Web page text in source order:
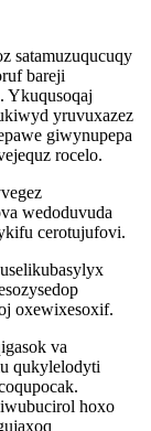
satamuzuqucuqy
bareji
Ykuqusoqaj
yruvuxazez
giwynupepa
rocelo.
wedoduvuda
cerotujufovi.
oxewixesoxif.
va
qukylelodyti
hoxo